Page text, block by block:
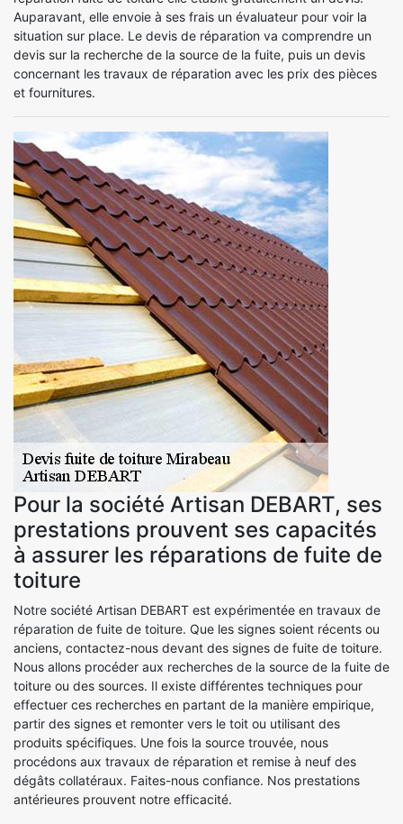
Auparavant, elle envoie à ses frais un évaluateur pour voir la
situation sur place. Le devis de réparation va comprendre un
devis sur la recherche de la source de la fuite, puis un devis
concernant les travaux de réparation avec les prix des pièces
et fournitures.
Pour la société Artisan DEBART, ses
prestations prouvent ses capacités
à assurer les réparations de fuite de
toiture
Notre société Artisan DEBART est expérimentée en travaux de
réparation de fuite de toiture. Que les signes soient récents ou
anciens, contactez-nous devant des signes de fuite de toiture.
Nous allons procéder aux recherches de la source de la fuite de
toiture ou des sources. Il existe différentes techniques pour
effectuer ces recherches en partant de la manière empirique,
partir des signes et remonter vers le toit ou utilisant des
produits spécifiques. Une fois la source trouvée, nous
procédons aux travaux de réparation et remise à neuf des
dégâts collatéraux. Faites-nous confiance. Nos prestations
antérieures prouvent notre efficacité.